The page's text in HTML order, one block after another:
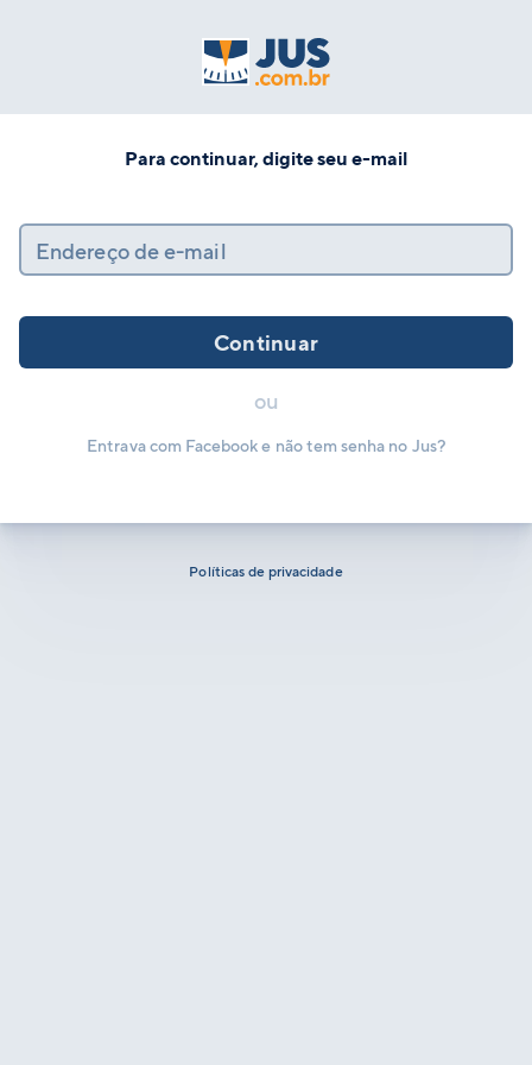
Para continuar, digite seu e-mail
Endereço de e-mail
Continuar
ou
Entrava com Facebook e não tem senha no Jus?
Políticas de privacidade